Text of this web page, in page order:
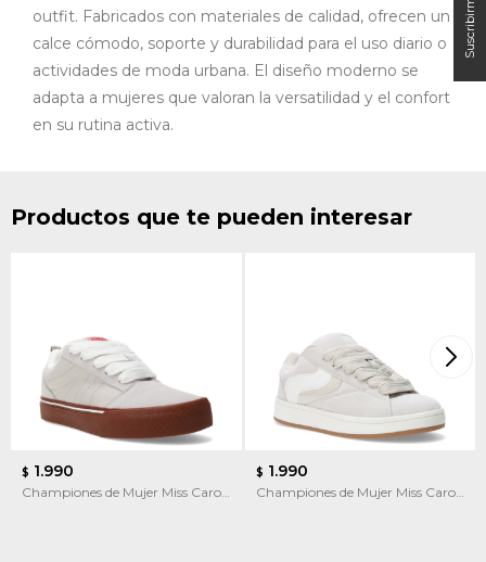
outfit. Fabricados con materiales de calidad, ofrecen un
calce cómodo, soporte y durabilidad para el uso diario o
actividades de moda urbana. El diseño moderno se
adapta a mujeres que valoran la versatilidad y el confort
en su rutina activa.
Productos que te pueden interesar
$ 1.990
Championes de Mujer Miss Carol
$ 1.990
Championes de Mujer Miss Carol